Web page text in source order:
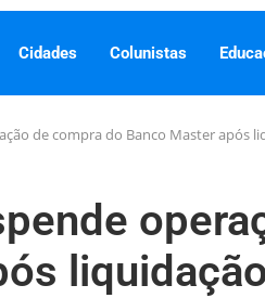
Cidades Colunistas
de compra do Banco Master após